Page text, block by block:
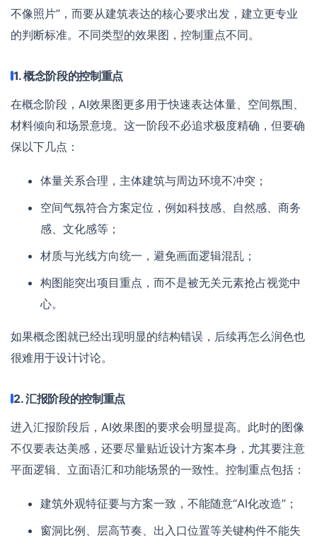
不像照片”，而要从建筑表达的核心要求出发，建立更专业
的判断标准。不同类型的效果图，控制重点不同。
1. 概念阶段的控制重点
在概念阶段，AI效果图更多用于快速表达体量、空间氛围、
材料倾向和场景意境。这一阶段不必追求极度精确，但要确
保以下几点：
体量关系合理，主体建筑与周边环境不冲突；
空间气氛符合方案定位，例如科技感、自然感、商务
感、文化感等；
材质与光线方向统一，避免画面逻辑混乱；
构图能突出项目重点，而不是被无关元素抢占视觉中
心。
如果概念图就已经出现明显的结构错误，后续再怎么润色也
很难用于设计讨论。
2. 汇报阶段的控制重点
进入汇报阶段后，AI效果图的要求会明显提高。此时的图像
不仅要表达美感，还要尽量贴近设计方案本身，尤其要注意
平面逻辑、立面语汇和功能场景的一致性。控制重点包括：
建筑外观特征要与方案一致，不能随意“AI化改造”；
窗洞比例、层高节奏、出入口位置等关键构件不能失